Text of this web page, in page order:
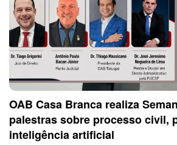
OAB Casa Branca realiza
palestras sobre processo civil,
inteligência artificial